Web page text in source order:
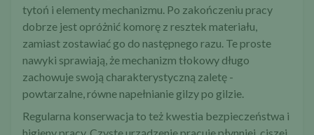
tytoń i elementy mechanizmu. Po zakończeniu pracy
dobrze jest opróżnić komorę z resztek materiału,
zamiast zostawiać go do następnego razu. Te proste
nawyki sprawiają, że mechanizm tłokowy długo
zachowuje swoją charakterystyczną zaletę -
powtarzalne, równe napełnianie gilzy po gilzie.
Regularna konserwacja to też kwestia bezpieczeństwa i
higieny pracy. Czyste urządzenie pracuje płynniej, ciszej